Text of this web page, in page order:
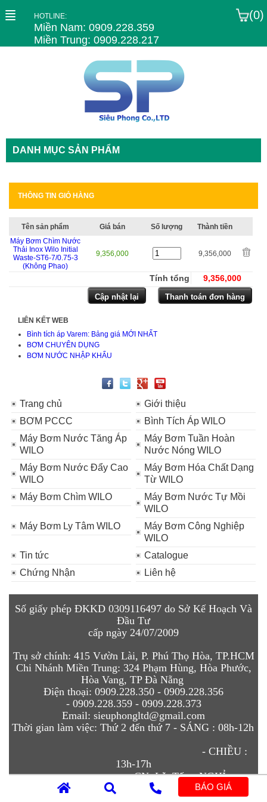
HOTLINE:
Miền Nam: 0909.228.359
Miền Trung: 0909.228.217
(0)
DANH MỤC SẢN PHẨM
THÔNG TIN GIỎ HÀNG
Tên sản phẩm Giá bán Số lượng
Thành tiền
Máy Bơm Chìm Nước
Thải Inox Wilo Initial
Waste-ST6-7/0.75-3
(Không Phao)
9,356,000 9,356,000
Tính tổng 9,356,000
LIÊN KẾT WEB
Bình tích áp Varem: Bảng giá MỚI NHẤT
BƠM CHUYÊN DỤNG
BƠM NƯỚC NHẬP KHẨU
Trang chủ
Giới thiệu
BƠM PCCC
Bình Tích Áp WILO
Máy Bơm Nước Tăng Áp
WILO
Máy Bơm Tuần Hoàn
Nước Nóng WILO
Máy Bơm Nước Đẩy Cao
WILO
Máy Bơm Hóa Chất Dạng
Từ WILO
Máy Bơm Chìm WILO
Máy Bơm Nước Tự Mồi
WILO
Máy Bơm Ly Tâm WILO
Máy Bơm Công Nghiệp
WILO
Tin tức
Catalogue
Chứng Nhận
Liên hệ
Số giấy phép ĐKKD 0309116497 do Sở Kế Hoạch Và
Đầu Tư
cấp ngày 24/07/2009
Trụ sở chính: 415 Vườn Lài, P. Phú Thọ Hòa, TP.HCM
Chi Nhánh Miền Trung: 324 Phạm Hùng, Hòa Phước,
Hòa Vang, TP Đà Nẵng
Điện thoại: 0909.228.350 - 0909.228.356
- 0909.228.359 - 0909.228.373
Email: sieuphongltd@gmail.com
Thời gian làm việc: Thứ 2 đến thứ 7 - SÁNG : 08h-12h
- CHIỀU :
13h-17h
CN, Lễ, Tết - NGHỈ
Thiết kế web chuẩn seo
BÁO GIÁ